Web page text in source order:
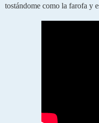
tostándome como la farofa y